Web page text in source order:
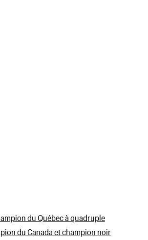
du Québec à quadruple
du Canada et champion noir